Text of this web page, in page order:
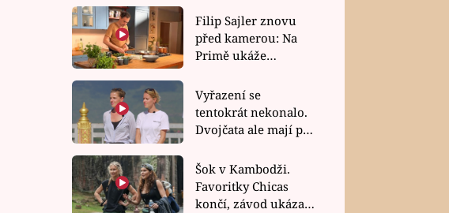
Filip Sajler znovu
před kamerou: Na
Primě ukáže
rychlé recepty
Vyřazení se
tentokrát nekonalo.
Dvojčata ale mají po
závodu nůž na krku
Šok v Kambodži.
Favoritky Chicas
končí, závod ukázal